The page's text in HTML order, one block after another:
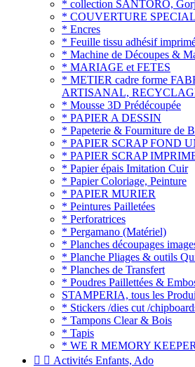
* collection SANTORO,
* COUVERTURE
* Encres
* Feuille tissu adhésif
* Machine de Découpes &
* MARIAGE et FETES
* METIER cadre forme
ARTISANAL,
* Mousse 3D Prédécoupée
* PAPIER A DESSIN
* Papeterie & Fourniture de
* PAPIER SCRAP FOND
* PAPIER SCRAP
* Papier épais Imitation Cuir
* Papier Coloriage, Peinture
* PAPIER MURIER
* Peintures Pailletées
* Perforatrices
* Pergamano (Matériel)
* Planches découpages
* Planche Pliages & outils
* Planches de Transfert
* Poudres Paillettées &
STAMPERIA, tous les
* Stickers /dies cut /
* Tampons Clear & Bois
* Tapis
* WE R MEMORY
  Activités Enfants, Ado